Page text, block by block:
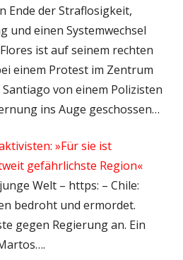
Ende der Straflosigkeit,
und einen Systemwechsel
ist auf seinem rechten
einem Protest im Zentrum
von einem Polizisten
ins Auge geschossen…
»Für sie ist
gefährlichste Region«
Welt – https: – Chile:
bedroht und ermordet.
gegen Regierung an. Ein